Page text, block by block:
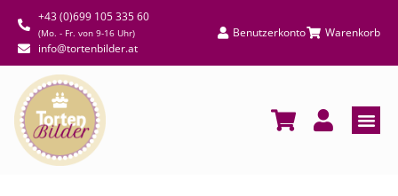
+43 (0)699 105 335 60
(Mo. - Fr. von 9-16 Uhr)
info@tortenbilder.at
Benutzerkonto Warenkorb